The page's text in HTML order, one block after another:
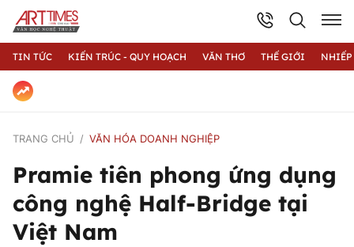
TIN TỨC KIẾN TRÚC - QUY HOẠCH VĂN THƠ THẾ GIỚI
TRANG CHỦ VĂN HÓA DOANH NGHIỆP
Pramie tiên phong ứng dụng
công nghệ Half-Bridge tại
Việt Nam